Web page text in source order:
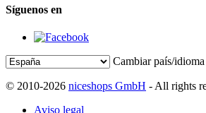
Síguenos en
Cambiar país/idioma
© 2010-2026 niceshops GmbH - All rights
Aviso legal